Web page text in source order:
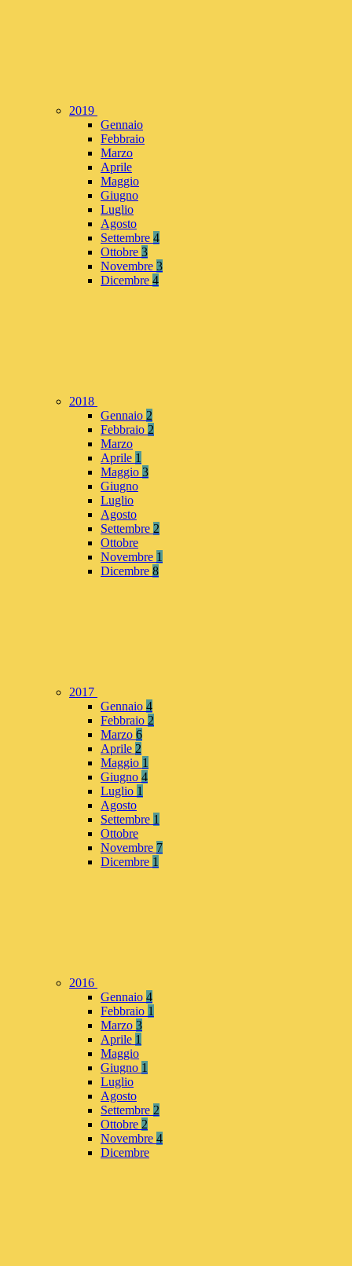
2019
Gennaio
Febbraio
Marzo
Aprile
Maggio
Giugno
Luglio
Agosto
Settembre 4
Ottobre 3
Novembre 3
Dicembre 4
2018
Gennaio 2
Febbraio 2
Marzo
Aprile 1
Maggio 3
Giugno
Luglio
Agosto
Settembre 2
Ottobre
Novembre 1
Dicembre 8
2017
Gennaio 4
Febbraio 2
Marzo 6
Aprile 2
Maggio 1
Giugno 4
Luglio 1
Agosto
Settembre 1
Ottobre
Novembre 7
Dicembre 1
2016
Gennaio 4
Febbraio 1
Marzo 3
Aprile 1
Maggio
Giugno 1
Luglio
Agosto
Settembre 2
Ottobre 2
Novembre 4
Dicembre